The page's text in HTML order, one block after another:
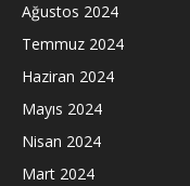
Ağustos 2024
Temmuz 2024
Haziran 2024
Mayıs 2024
Nisan 2024
Mart 2024